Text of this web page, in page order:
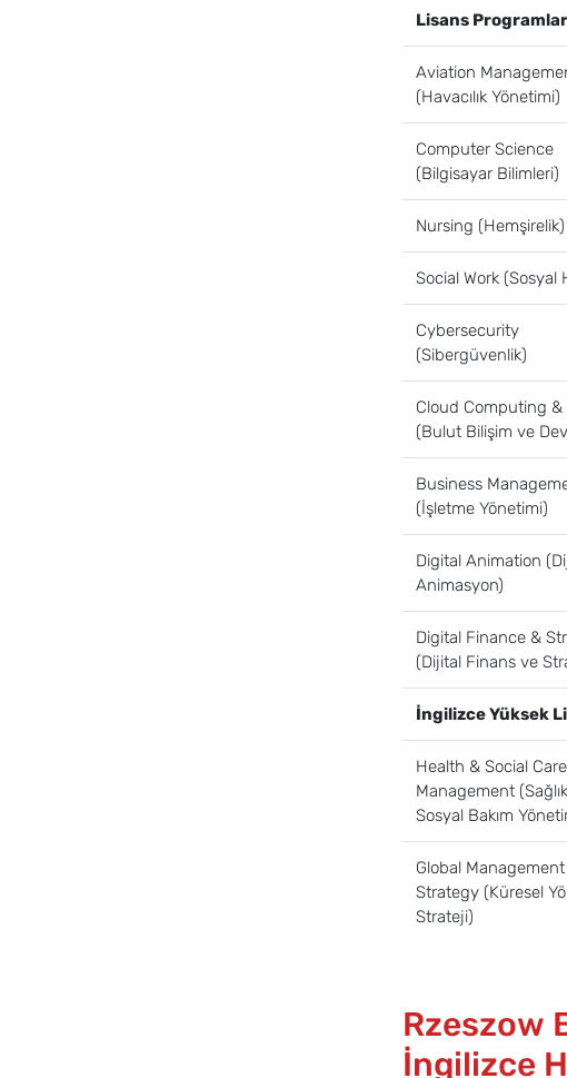
Lisans
Aviation
(Havacılık Yönetimi)
Computer Science
(Bilgisayar Bilimleri)
Nursing (Hemşirelik)
Social Work (Sosyal
Cybersecurity
(Sibergüvenlik)
Cloud Computing &
(Bulut Bilişim ve
Business
(İşletme Yönetimi)
Digital Animation
Animasyon)
Digital Finance &
(Dijital Finans ve
İngilizce Yüksek
Health & Social Care
Management
Sosyal Bakım
Global
Strategy (Küresel
Strateji)
Rzeszow
İngilizce